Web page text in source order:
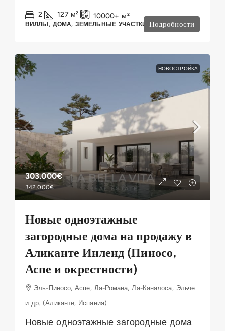
2 127 м² 10000+ м²
ВИЛЛЫ, ДОМА, ЗЕМЕЛЬНЫЕ УЧАСТКИ Подробности
НОВОСТРОЙКА
303.000€
342.000€
Новые одноэтажные
загородные дома на продажу в
Аликанте Инленд (Пиносо,
Аспе и окрестности)
Эль-Пиносо, Аспе, Ла-Романа, Ла-Каналоса, Эльче
и др. (Аликанте, Испания)
Новые одноэтажные загородные дома